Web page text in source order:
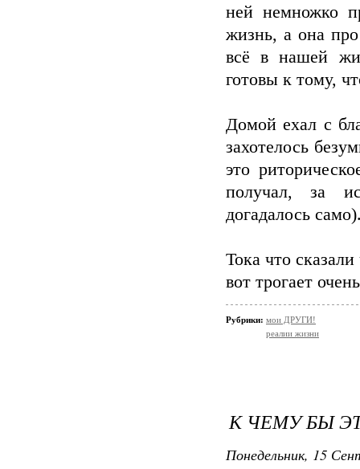
ней немножко
жизнь, а она
всё в нашей
готовы к тому,
Домой ехал с
захотелось
это
получал, за
догадалось
Тока что
вот трогает
Рубрики: мои ДРУГИ!
реалии жизни
К ЧЕМУ БЫ
Понедельник, 15